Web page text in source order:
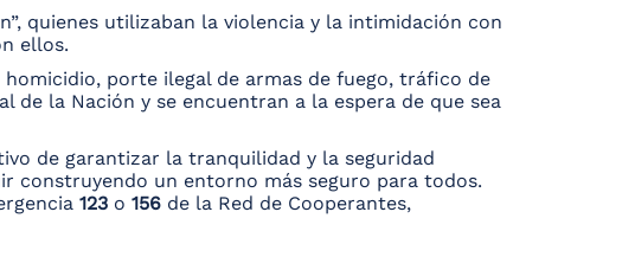
quienes utilizaban la violencia y la intimidación con
ellos.
porte ilegal de armas de fuego, tráfico de
de la Nación y se encuentran a la espera de que sea
de garantizar la tranquilidad y la seguridad
construyendo un entorno más seguro para todos.
123 o 156 de la Red de Cooperantes,